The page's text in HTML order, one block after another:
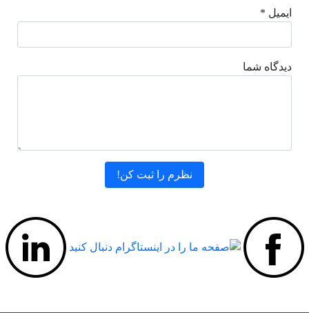
ایمیل *
دیدگاه شما